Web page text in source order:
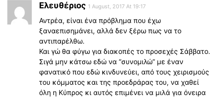
Ελευθέριος 1 August, 2017 At 19:17
Αντρέα, είναι ένα πρόβλημα που έχω
ξαναεπισημάνει, αλλά δεν ξέρω πως να το
αντιπαρέλθω.
Και γώ θα φύγω για διακοπές το προσεχές Σάββατο.
Σιγά μην κάτσω εδώ να “συνομιλώ” με έναν
φανατικό που εδώ κινδυνεύει, από τους χειρισμούς
του κόμματος και της προεδράρας του, να χαθεί
όλη η Κύπρος κι αυτός επιμένει να μιλά για όνειρα